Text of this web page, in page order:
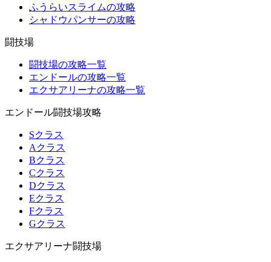
ふうらいスライムの攻略
シャドウパンサーの攻略
闘技場
闘技場の攻略一覧
エンドールの攻略一覧
エクサアリーナの攻略一覧
エンドール闘技場攻略
Sクラス
Aクラス
Bクラス
Cクラス
Dクラス
Eクラス
Fクラス
Gクラス
エクサアリーナ闘技場